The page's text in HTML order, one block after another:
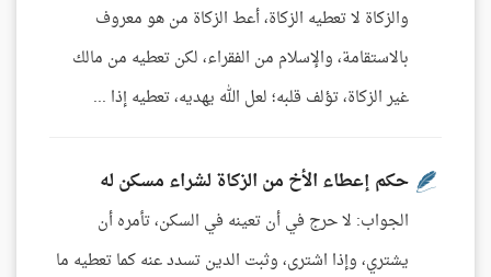
والزكاة لا تعطيه الزكاة، أعط الزكاة من هو معروف
بالاستقامة، والإسلام من الفقراء، لكن تعطيه من مالك
غير الزكاة، تؤلف قلبه؛ لعل الله يهديه، تعطيه إذا ...
حكم إعطاء الأخ من الزكاة لشراء مسكن له
الجواب: لا حرج في أن تعينه في السكن، تأمره أن
يشتري، وإذا اشترى، وثبت الدين تسدد عنه كما تعطيه ما